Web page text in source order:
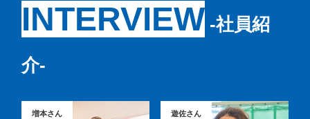
INTERVIEW ‐社員紹
介‐
増本さん 遊佐さん